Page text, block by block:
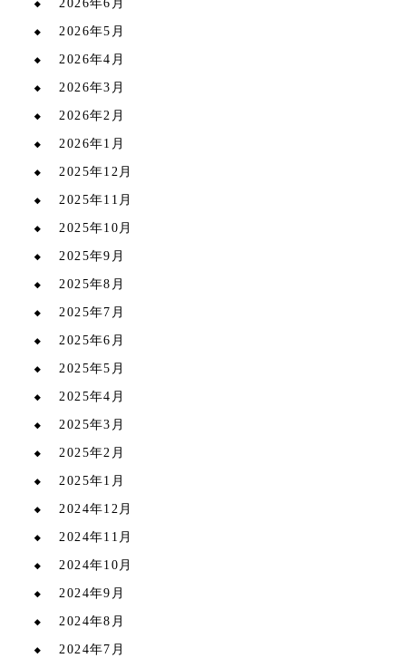
2026年6月
2026年5月
2026年4月
2026年3月
2026年2月
2026年1月
2025年12月
2025年11月
2025年10月
2025年9月
2025年8月
2025年7月
2025年6月
2025年5月
2025年4月
2025年3月
2025年2月
2025年1月
2024年12月
2024年11月
2024年10月
2024年9月
2024年8月
2024年7月